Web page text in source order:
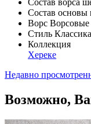
Состав основы
Ворс Ворсовые
Стиль Классика
Коллекция
Хереке
Недавно
Возможно,